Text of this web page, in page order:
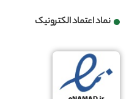
نماد اعتماد الکترونیک